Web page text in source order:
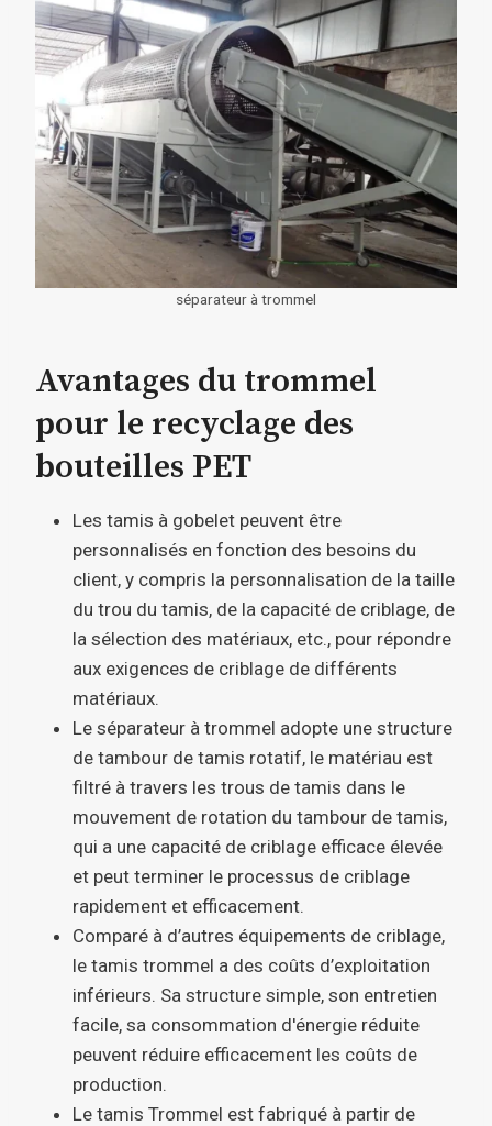
séparateur à trommel
Avantages du trommel
pour le recyclage des
bouteilles PET
Les tamis à gobelet peuvent être
personnalisés en fonction des besoins du
client, y compris la personnalisation de la taille
du trou du tamis, de la capacité de criblage, de
la sélection des matériaux, etc., pour répondre
aux exigences de criblage de différents
matériaux.
Le séparateur à trommel adopte une structure
de tambour de tamis rotatif, le matériau est
filtré à travers les trous de tamis dans le
mouvement de rotation du tambour de tamis,
qui a une capacité de criblage efficace élevée
et peut terminer le processus de criblage
rapidement et efficacement.
Comparé à d’autres équipements de criblage,
le tamis trommel a des coûts d’exploitation
inférieurs. Sa structure simple, son entretien
facile, sa consommation d'énergie réduite
peuvent réduire efficacement les coûts de
production.
Le tamis Trommel est fabriqué à partir de